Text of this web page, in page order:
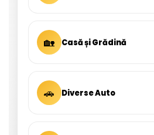
🏡 Casă și Grădină
🚗 Diverse Auto